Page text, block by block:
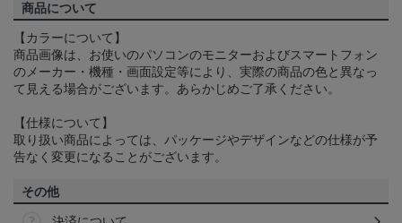
商品について
【カラーについて】
商品画像は、お使いのパソコンのモニターおよびスマートフォン
のメーカー・機種・画面設定等により、実際の商品の色と異なっ
て見える場合がございます。あらかじめご了承ください。
【仕様について】
取り扱い商品によっては、パッケージやデザインなどの仕様が予
告なく変更になることがございます。
その他